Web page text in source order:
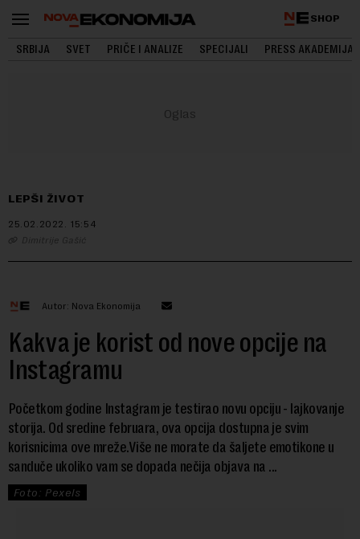
SHOP
SRBIJA SVET PRIČE I ANALIZE SPECIJALI PRESS AKADEMIJA
LEPŠI ŽIVOT
25.02.2022. 15:54
Dimitrije Gašić
Autor: Nova Ekonomija
Kakva je korist od nove opcije na
Instagramu
Početkom godine Instagram je testirao novu opciju - lajkovanje
storija. Od sredine februara, ova opcija dostupna je svim
korisnicima ove mreže.Više ne morate da šaljete emotikone u
sanduče ukoliko vam se dopada nečija objava na ...
Foto: Pexels